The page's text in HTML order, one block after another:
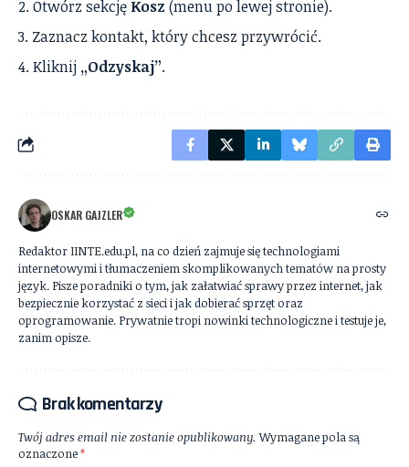
Otwórz sekcję Kosz (menu po lewej stronie).
Zaznacz kontakt, który chcesz przywrócić.
Kliknij „Odzyskaj”.
OSKAR GAJZLER
Redaktor IINTE.edu.pl, na co dzień zajmuje się technologiami
internetowymi i tłumaczeniem skomplikowanych tematów na prosty
język. Pisze poradniki o tym, jak załatwiać sprawy przez internet, jak
bezpiecznie korzystać z sieci i jak dobierać sprzęt oraz
oprogramowanie. Prywatnie tropi nowinki technologiczne i testuje je,
zanim opisze.
Brak komentarzy
Twój adres email nie zostanie opublikowany. Wymagane pola są
oznaczone*